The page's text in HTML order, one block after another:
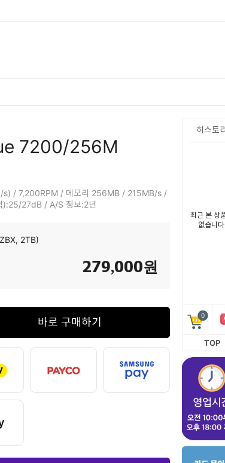
7200/256M
/ 7,200RPM / 메모리 256MB / 215MB/s /
):25/27dB / A/S 정보:2년
2TB)
279,000원
바로 구매하기
히스토
최근 본 상
없습니
0
TOP